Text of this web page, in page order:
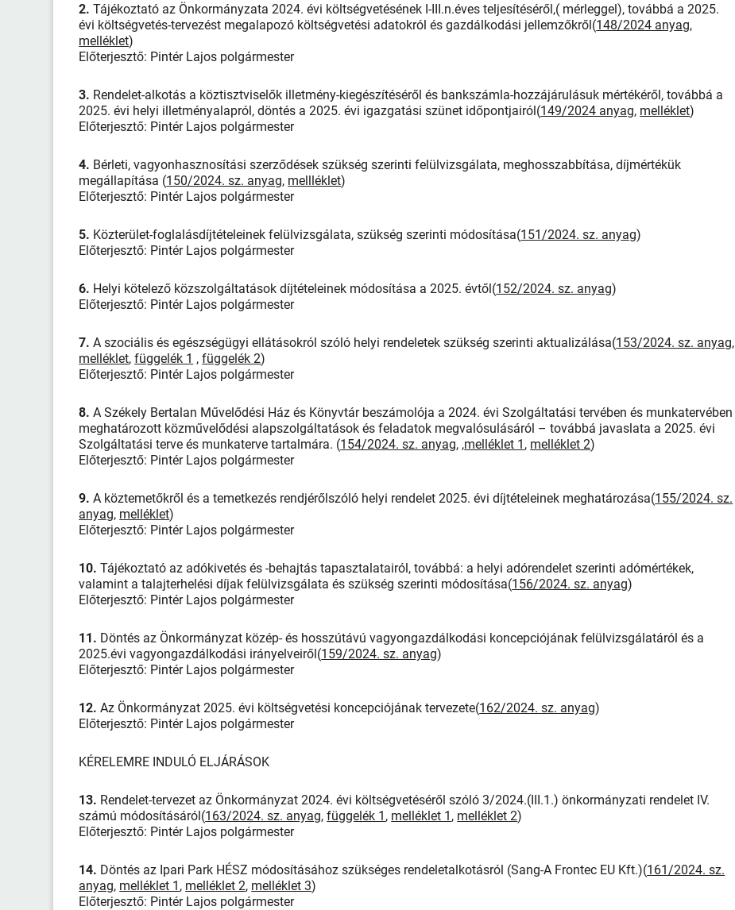
2. Tájékoztató az Önkormányzata 2024. évi költségvetésének I-III.n.éves teljesítéséről,( mérleggel), továbbá a 2025.
évi költségvetés-tervezést megalapozó költségvetési adatokról és gazdálkodási jellemzőkről(148/2024 anyag,
melléklet)
Előterjesztő: Pintér Lajos polgármester
3. Rendelet-alkotás a köztisztviselők illetmény-kiegészítéséről és bankszámla-hozzájárulásuk mértékéről, továbbá a
2025. évi helyi illetményalapról, döntés a 2025. évi igazgatási szünet időpontjairól(149/2024 anyag, melléklet)
Előterjesztő: Pintér Lajos polgármester
4. Bérleti, vagyonhasznosítási szerződések szükség szerinti felülvizsgálata, meghosszabbítása, díjmértékük
megállapítása (150/2024. sz. anyag, mellléklet)
Előterjesztő: Pintér Lajos polgármester
5. Közterület-foglalásdíjtételeinek felülvizsgálata, szükség szerinti módosítása(151/2024. sz. anyag)
Előterjesztő: Pintér Lajos polgármester
6. Helyi kötelező közszolgáltatások díjtételeinek módosítása a 2025. évtől(152/2024. sz. anyag)
Előterjesztő: Pintér Lajos polgármester
7. A szociális és egészségügyi ellátásokról szóló helyi rendeletek szükség szerinti aktualizálása(153/2024. sz. anyag,
melléklet,függelék 1 ,függelék 2)
Előterjesztő: Pintér Lajos polgármester
8. A Székely Bertalan Művelődési Ház és Könyvtár beszámolója a 2024. évi Szolgáltatási tervében és munkatervében
meghatározott közművelődési alapszolgáltatások és feladatok megvalósulásáról – továbbá javaslata a 2025. évi
Szolgáltatási terve és munkaterve tartalmára. (154/2024. sz. anyag, ,melléklet 1 , melléklet 2)
Előterjesztő: Pintér Lajos polgármester
9. A köztemetőkről és a temetkezés rendjérőlszóló helyi rendelet 2025. évi díjtételeinek meghatározása(155/2024. sz.
anyag, melléklet)
Előterjesztő: Pintér Lajos polgármester
10. Tájékoztató az adókivetés és -behajtás tapasztalatairól, továbbá: a helyi adórendelet szerinti adómértékek,
valamint a talajterhelési díjak felülvizsgálata és szükség szerinti módosítása(156/2024. sz. anyag)
Előterjesztő: Pintér Lajos polgármester
11. Döntés az Önkormányzat közép- és hosszútávú vagyongazdálkodási koncepciójának felülvizsgálatáról és a
2025.évi vagyongazdálkodási irányelveiről(159/2024. sz. anyag)
Előterjesztő: Pintér Lajos polgármester
12. Az Önkormányzat 2025. évi költségvetési koncepciójának tervezete(162/2024. sz. anyag)
Előterjesztő: Pintér Lajos polgármester
KÉRELEMRE INDULÓ ELJÁRÁSOK
13. Rendelet-tervezet az Önkormányzat 2024. évi költségvetéséről szóló 3/2024.(III.1.) önkormányzati rendelet IV.
számú módosításáról(163/2024. sz. anyag,függelék 1 , melléklet 1 , melléklet 2)
Előterjesztő: Pintér Lajos polgármester
14. Döntés az Ipari Park HÉSZ módosításához szükséges rendeletalkotásról (Sang-A Frontec EU Kft.)(161/2024. sz.
anyag, melléklet 1 , melléklet 2, melléklet 3)
Előterjesztő: Pintér Lajos polgármester